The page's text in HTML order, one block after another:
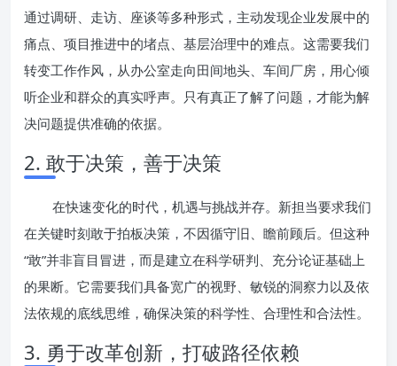
通过调研、走访、座谈等多种形式，主动发现企业发展中的
痛点、项目推进中的堵点、基层治理中的难点。这需要我们
转变工作作风，从办公室走向田间地头、车间厂房，用心倾
听企业和群众的真实呼声。只有真正了解了问题，才能为解
决问题提供准确的依据。
2. 敢于决策，善于决策
在快速变化的时代，机遇与挑战并存。新担当要求我们
在关键时刻敢于拍板决策，不因循守旧、瞻前顾后。但这种
“敢”并非盲目冒进，而是建立在科学研判、充分论证基础上
的果断。它需要我们具备宽广的视野、敏锐的洞察力以及依
法依规的底线思维，确保决策的科学性、合理性和合法性。
3. 勇于改革创新，打破路径依赖